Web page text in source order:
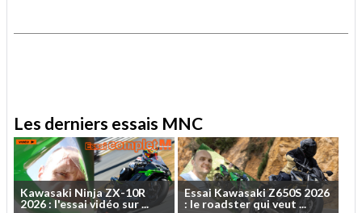
Les derniers essais MNC
Kawasaki NinjaZX-10R
2026: l'essaividéo sur...
Essai Kawasaki Z650S 2026
: le roadsterquiveut ...